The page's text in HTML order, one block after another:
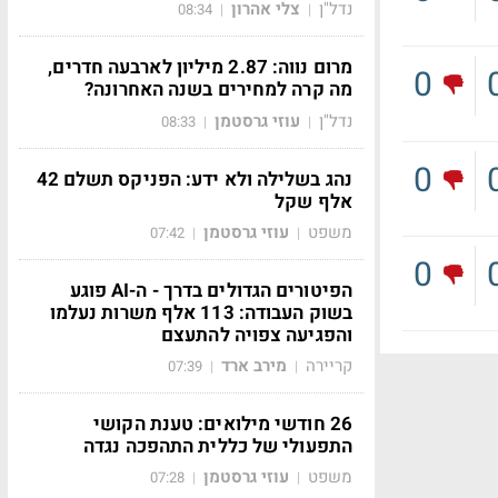
0
0
0
נדל"ן | צלי אהרון |
08:34
מרום נווה: 2.87 מיליון לארבעה חדרים,
מה קרה למחירים בשנה האחרונה?
נדל"ן | עוזי גרסטמן |
08:33
נהג בשלילה ולא ידע: הפניקס תשלם 42
אלף שקל
משפט | עוזי גרסטמן |
07:42
הפיטורים הגדולים בדרך - ה-AI פוגע
בשוק העבודה: 113 אלף משרות נעלמו
והפגיעה צפויה להתעצם
קריירה | מירב ארד |
07:39
26 חודשי מילואים: טענת הקושי
התפעולי של כללית התהפכה נגדה
משפט | עוזי גרסטמן |
07:28